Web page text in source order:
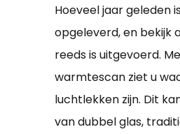
Hoeveel jaar geleden
opgeleverd, en bekijk
reeds is uitgevoerd.
warmtescan ziet u
luchtlekken zijn. Dit
van dubbel glas,